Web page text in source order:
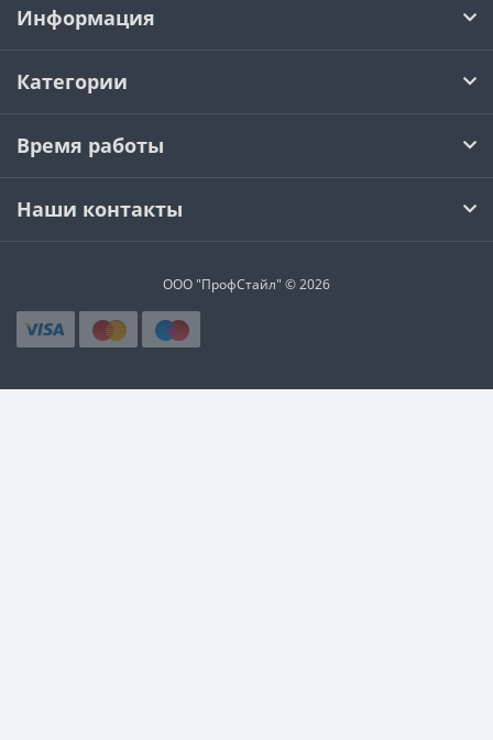
Информация
Категории
Время работы
Наши контакты
ООО "ПрофСтайл" © 2026